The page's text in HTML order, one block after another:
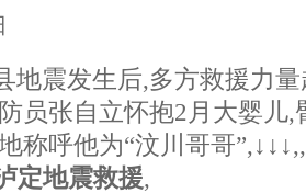
地震发生后,多方救援力
员张自立怀抱2月大婴儿,
称呼他为“汶川哥哥”,↓↓↓,,
定地震救援,